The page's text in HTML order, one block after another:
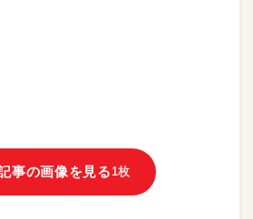
事の画像を見る 1枚